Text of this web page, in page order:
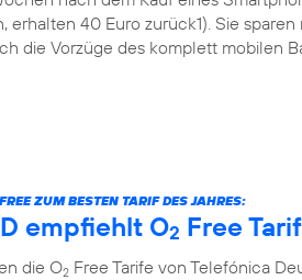
erhalten 40 Euro zurück1). Sie
die Vorzüge des komplett mobilen
FREE ZUM BESTEN TARIF DES JAHRES:
empfiehlt O2 Free
die O2 Free Tarife von Telefónica